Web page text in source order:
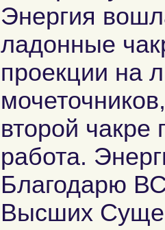
Энергия
ладонные
проекции на
второй чакре
работа.
Благодарю
Высших